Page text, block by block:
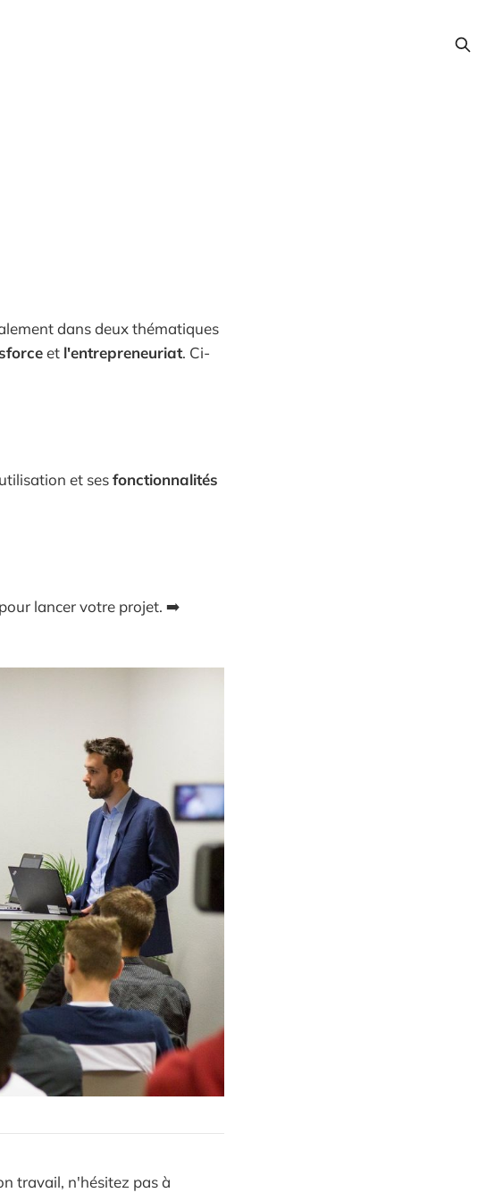
dans deux thématiques
et l'entrepreneuriat. Ci-
et sesfonctionnalités
pour lancer votre projet. ➡️
travail, n'hésitez pas à